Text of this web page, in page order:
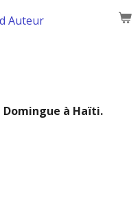
Auteur
Domingue à Haïti.